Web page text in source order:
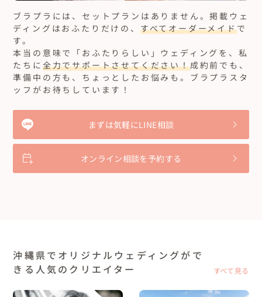
ブラプラには、セットプランはありません。掲載ウェ
ディングはおふたりだけの、 すべてオーダーメイドで
す。
本当の意味で「おふたりらしい」ウェディングを、私
たちに 全力でサポートさせてください！成約前でも、
準備中の方も、ちょっとしたお悩みも。ブラプラスタ
ッフがお待ちしています！
まずは気軽にLINE相談
オンライン相談を予約する
沖縄県でオリジナルウェディングがで
きる人気のクリエイター
すべて見る